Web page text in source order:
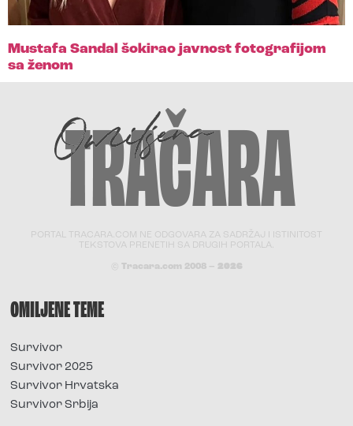
Mustafa Sandal šokirao javnost fotografijom
sa ženom
PORTAL TRACARA.COM NE ODGOVARA ZA SADRŽAJ I ISTINITOST
TEKSTOVA PRENETIH SA DRUGIH PORTALA.
© Tracara.com 2008 – 2026
OMILJENE TEME
Survivor
Survivor 2025
Survivor Hrvatska
Survivor Srbija